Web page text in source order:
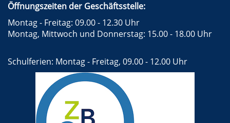
Öffnungszeiten der Geschäftsstelle:
Montag - Freitag: 09.00 - 12.30 Uhr
Montag, Mittwoch und Donnerstag: 15.00 - 18.00 Uhr
Schulferien: Montag - Freitag, 09.00 - 12.00 Uhr